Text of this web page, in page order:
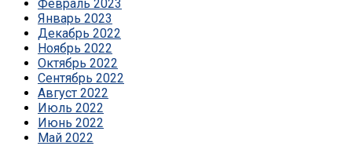
Февраль 2023
Январь 2023
Декабрь 2022
Ноябрь 2022
Октябрь 2022
Сентябрь 2022
Август 2022
Июль 2022
Июнь 2022
Май 2022